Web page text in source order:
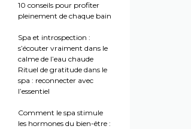
10 conseils pour profiter
pleinement de chaque bain
Spa et introspection :
s’écouter vraiment dans le
calme de l’eau chaude
Rituel de gratitude dans le
spa : reconnecter avec
l’essentiel
Comment le spa stimule
les hormones du bien-être :